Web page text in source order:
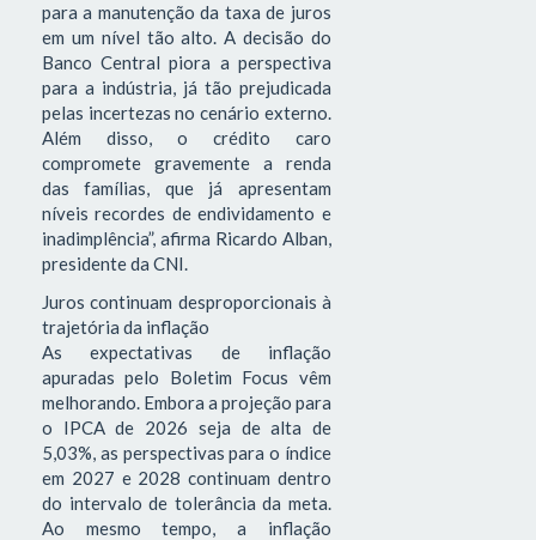
para a manutenção da taxa de juros
em um nível tão alto. A decisão do
Banco Central piora a perspectiva
para a indústria, já tão prejudicada
pelas incertezas no cenário externo.
Além disso, o crédito caro
compromete gravemente a renda
das famílias, que já apresentam
níveis recordes de endividamento e
inadimplência”, afirma Ricardo Alban,
presidente da CNI.
Juros continuam desproporcionais à
trajetória da inflação
As expectativas de inflação
apuradas pelo Boletim Focus vêm
melhorando. Embora a projeção para
o IPCA de 2026 seja de alta de
5,03%, as perspectivas para o índice
em 2027 e 2028 continuam dentro
do intervalo de tolerância da meta.
Ao mesmo tempo, a inflação